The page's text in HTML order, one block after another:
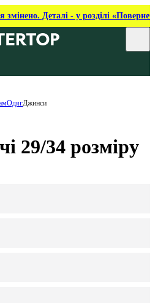
Деталі - у розділі
ОдягДжинси
29/34 розміру